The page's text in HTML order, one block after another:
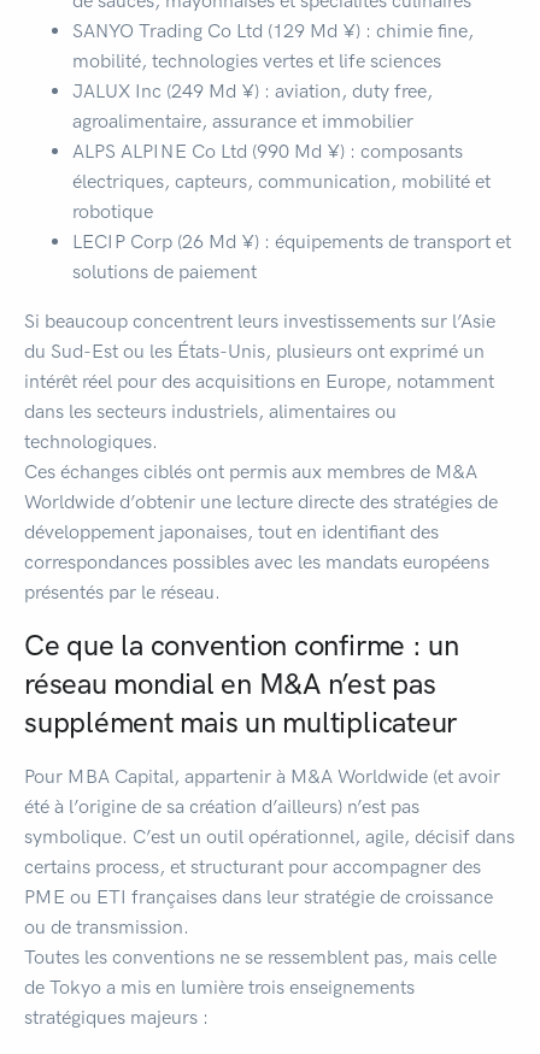
SANYO Trading Co Ltd (129 Md ¥) : chimie fine,
mobilité, technologies vertes et life sciences
JALUX Inc (249 Md ¥) : aviation, duty free,
agroalimentaire, assurance et immobilier
ALPS ALPINE Co Ltd (990 Md ¥) : composants
électriques, capteurs, communication, mobilité et
robotique
LECIP Corp (26 Md ¥) : équipements de transport et
solutions de paiement
Si beaucoup concentrent leurs investissements sur l’Asie
du Sud-Est ou les États-Unis, plusieurs ont exprimé un
intérêt réel pour des acquisitions en Europe, notamment
dans les secteurs industriels, alimentaires ou
technologiques.
Ces échanges ciblés ont permis aux membres de M&A
Worldwide d’obtenir une lecture directe des stratégies de
développement japonaises, tout en identifiant des
correspondances possibles avec les mandats européens
présentés par le réseau.
Ce que la convention confirme : un
réseau mondial en M&A n’est pas
supplément mais un multiplicateur
Pour MBA Capital, appartenir à M&A Worldwide (et avoir
été à l’origine de sa création d’ailleurs) n’est pas
symbolique. C’est un outil opérationnel, agile, décisif dans
certains process, et structurant pour accompagner des
PME ou ETI françaises dans leur stratégie de croissance
ou de transmission.
Toutes les conventions ne se ressemblent pas, mais celle
de Tokyo a mis en lumière trois enseignements
stratégiques majeurs :